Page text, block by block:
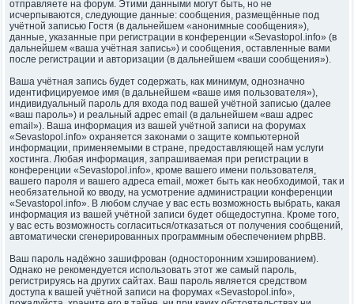
отправляете на форум. Этими данными могут быть, но не
исчерпываются, следующие данные: сообщения, размещённые под
учётной записью Гостя (в дальнейшем «анонимные сообщения»),
данные, указанные при регистрации в конференции «Sevastopol.info» (в
дальнейшем «ваша учётная запись») и сообщения, оставленные вами
после регистрации и авторизации (в дальнейшем «ваши сообщения»).
Ваша учётная запись будет содержать, как минимум, однозначно
идентифицируемое имя (в дальнейшем «ваше имя пользователя»),
индивидуальный пароль для входа под вашей учётной записью (далее
«ваш пароль») и реальный адрес email (в дальнейшем «ваш адрес
email»). Ваша информация из вашей учётной записи на форумах
«Sevastopol.info» охраняется законами о защите компьютерной
информации, применяемыми в стране, предоставляющей нам услуги
хостинга. Любая информация, запрашиваемая при регистрации в
конференции «Sevastopol.info», кроме вашего имени пользователя,
вашего пароля и вашего адреса email, может быть как необходимой, так и
необязательной ко вводу, на усмотрение администрации конференции
«Sevastopol.info». В любом случае у вас есть возможность выбрать, какая
информация из вашей учётной записи будет общедоступна. Кроме того,
у вас есть возможность согласиться/отказаться от получения сообщений,
автоматически сгенерированных программным обеспечением phpBB.
Ваш пароль надёжно зашифрован (односторонним хэшированием).
Однако не рекомендуется использовать этот же самый пароль,
регистрируясь на других сайтах. Ваш пароль является средством
доступа к вашей учётной записи на форумах «Sevastopol.info»,